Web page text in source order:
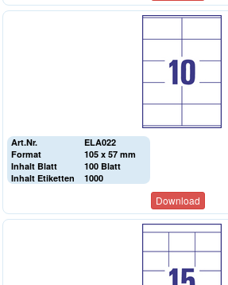
Art.Nr.
ELA022
Format
105 x 57 mm
Inhalt Blatt
100 Blatt
Inhalt Etiketten
1000
Download